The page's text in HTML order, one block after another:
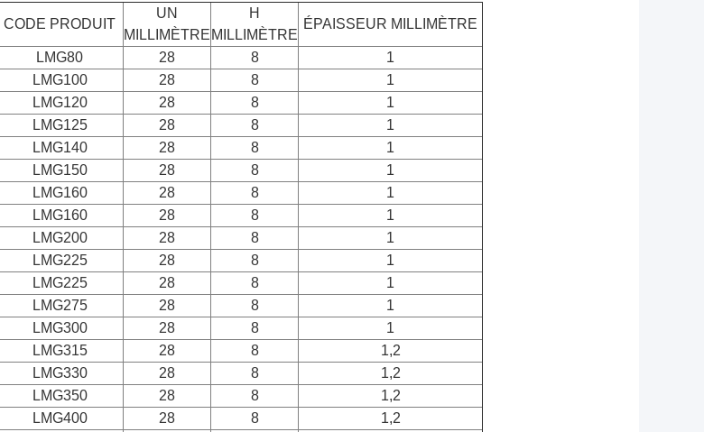
CODE PRODUIT
UN
MILLIMÈTRE
H
MILLIMÈTRE
ÉPAISSEUR MILLIMÈTRE
LMG80 28 8
1
LMG100 28 8
1
LMG120 28 8
1
LMG125 28 8
1
LMG140 28 8
1
LMG150 28 8
1
LMG160 28 8
1
LMG160 28 8
1
LMG200 28 8
1
LMG225 28 8
1
LMG225 28 8
1
LMG275 28 8
1
LMG300 28 8
1
LMG315 28 8
1,2
LMG330 28 8
1,2
LMG350 28 8
1,2
LMG400 28 8
1,2